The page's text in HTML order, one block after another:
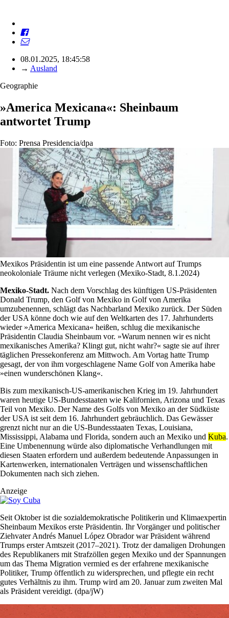
08.01.2025, 18:45:58
→ Ausland
Geographie
»America Mexicana«: Sheinbaum
antwortet Trump
Foto: Prensa Presidencia/dpa
Mexikos Präsidentin ist um eine passende Antwort auf Trumps
neokoloniale Träume nicht verlegen (Mexiko-Stadt, 8.1.2024)
Mexiko-Stadt. Nach dem Vorschlag des künftigen US-Präsidenten
Donald Trump, den Golf von Mexiko in Golf von Amerika
umzubenennen, schlägt das Nachbarland Mexiko zurück. Der Süden
der USA könne doch wie auf den Weltkarten des 17. Jahrhunderts
wieder »America Mexicana« heißen, schlug die mexikanische
Präsidentin Claudia Sheinbaum vor. »Warum nennen wir es nicht
mexikanisches Amerika? Klingt gut, nicht wahr?« sagte sie auf ihrer
täglichen Pressekonferenz am Mittwoch. Am Vortag hatte Trump
gesagt, der von ihm vorgeschlagene Name Golf von Amerika habe
»einen wunderschönen Klang«.
Bis zum mexikanisch-US-amerikanischen Krieg im 19. Jahrhundert
waren heutige US-Bundesstaaten wie Kalifornien, Arizona und Texas
Teil von Mexiko. Der Name des Golfs von Mexiko an der Südküste
der USA ist seit dem 16. Jahrhundert gebräuchlich. Das Gewässer
grenzt nicht nur an die US-Bundesstaaten Texas, Louisiana,
Mississippi, Alabama und Florida, sondern auch an Mexiko und Kuba.
Eine Umbenennung würde also diplomatische Verhandlungen mit
diesen Staaten erfordern und außerdem bedeutende Anpassungen in
Kartenwerken, internationalen Verträgen und wissenschaftlichen
Dokumenten nach sich ziehen.
Anzeige
Seit Oktober ist die sozialdemokratische Politikerin und Klimaexpertin
Sheinbaum Mexikos erste Präsidentin. Ihr Vorgänger und politischer
Ziehvater Andrés Manuel López Obrador war Präsident während
Trumps erster Amtszeit (2017–2021). Trotz der damaligen Drohungen
des Republikaners mit Strafzöllen gegen Mexiko und der Spannungen
um das Thema Migration vermied es der erfahrene mexikanische
Politiker, Trump öffentlich zu widersprechen, und pflegte ein recht
gutes Verhältnis zu ihm. Trump wird am 20. Januar zum zweiten Mal
als Präsident vereidigt. (dpa/jW)